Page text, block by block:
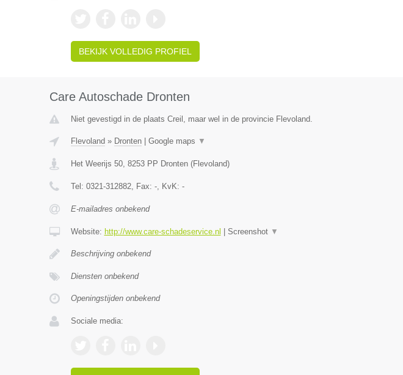
BEKIJK VOLLEDIG PROFIEL
Care Autoschade Dronten
Niet gevestigd in de plaats Creil, maar wel in de provincie Flevoland.
Flevoland » Dronten| Google maps ▼
Het Weerijs 50, 8253 PP Dronten(Flevoland)
Tel: 0321-312882, Fax: -, KvK: -
E-mailadres onbekend
Website: http://www.care-schadeservice.nl Screenshot ▼
Beschrijving onbekend
Diensten onbekend
Openingstijden onbekend
Sociale media: